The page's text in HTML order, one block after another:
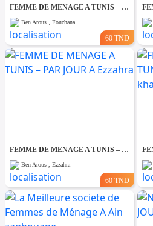
FEMME DE MENAGE A TUNIS – PAR JOUR A Fouchana
Ben Arous , Fouchana
60 TND
FEMME DE MENAGE A TUNIS – PAR JOUR A Ezzahra
Ben Arous , Ezzahra
60 TND